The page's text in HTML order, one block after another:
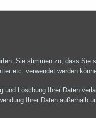
Sie stimmen zu, dass Sie
etc. verwendet werden
und Löschung Ihrer Daten
Ihrer Daten außerhalb